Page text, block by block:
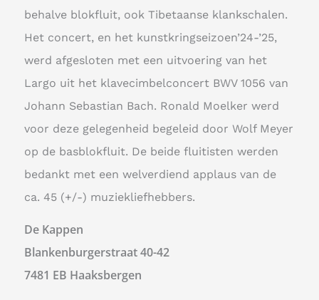
behalve blokfluit, ook Tibetaanse klankschalen.
Het concert, en het kunstkringseizoen’24-’25,
werd afgesloten met een uitvoering van het
Largo uit het klavecimbelconcert BWV 1056 van
Johann Sebastian Bach. Ronald Moelker werd
voor deze gelegenheid begeleid door Wolf Meyer
op de basblokfluit. De beide fluitisten werden
bedankt met een welverdiend applaus van de
ca. 45 (+/-) muziekliefhebbers.
De Kappen
Blankenburgerstraat 40-42
7481 EB Haaksbergen